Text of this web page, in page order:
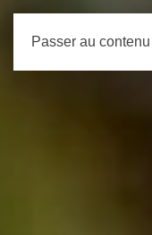
Passer au